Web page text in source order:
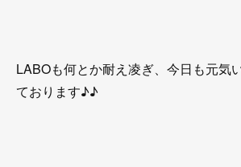
LABOも何とか耐え凌ぎ、今日も元気
ております♪♪